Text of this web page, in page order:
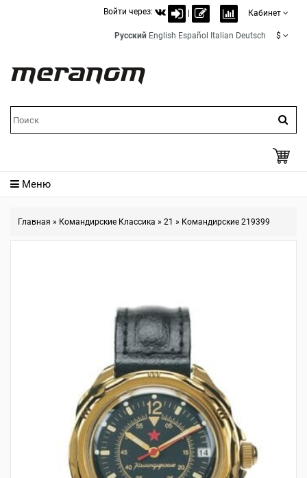
Войти через: Кабинет
Русский English Español Italian Deutsch $
Меню
Главная » Командирские Классика » 21 » Командирские 219399